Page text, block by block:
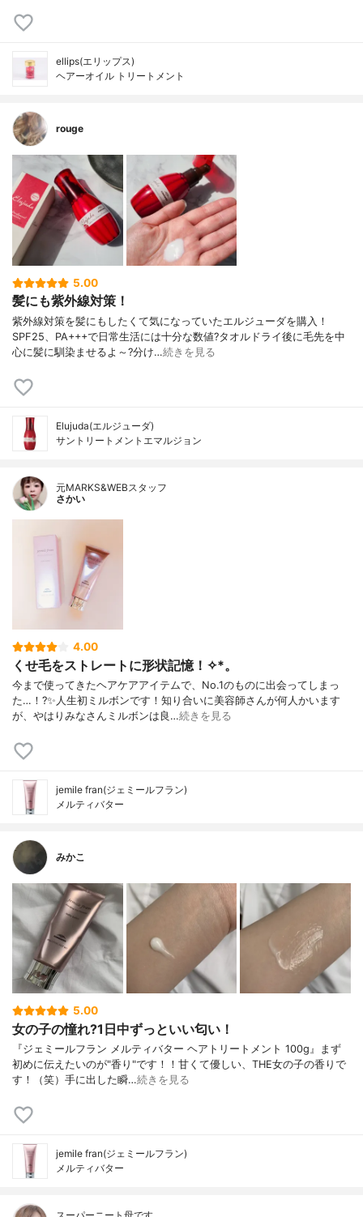
ellips(エリップス)
ヘアーオイル トリートメント
rouge
5.00
髪にも紫外線対策！
紫外線対策を髪にもしたくて気になっていたエルジューダを購入！
SPF25、PA+++で日常生活には十分な数値?タオルドライ後に毛先を中
心に髪に馴染ませるよ～?分け…続きを見る
Elujuda(エルジューダ)
サントリートメントエマルジョン
元MARKS&WEBスタッフ
さかい
4.00
くせ毛をストレートに形状記憶！✧︎*。
今まで使ってきたヘアケアアイテムで、No.1のものに出会ってしまっ
た…！?✨人生初ミルボンです！知り合いに美容師さんが何人かいます
が、やはりみなさんミルボンは良…続きを見る
jemile fran(ジェミールフラン)
メルティバター
みかこ
5.00
女の子の憧れ?1日中ずっといい匂い！
『ジェミールフラン メルティバター ヘアトリートメント 100g』まず
初めに伝えたいのが"香り"です！！甘くて優しい、THE女の子の香りで
す！（笑）手に出した瞬…続きを見る
jemile fran(ジェミールフラン)
メルティバター